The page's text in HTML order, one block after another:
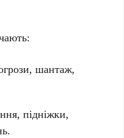
шантаж,
підніжки,